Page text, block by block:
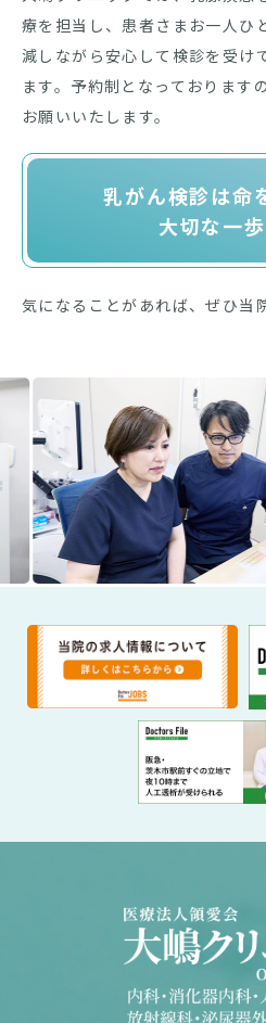
療を担当し、患者さまお一人ひ
減しながら安心して検診を受け
ます。予約制となっております
お願いいたします。
乳がん検診は命
大切な一歩
気になることがあれば、ぜひ当
Previous